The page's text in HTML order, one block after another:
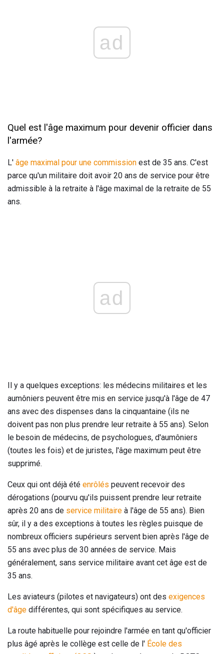
ad
Quel est l'âge maximum pour devenir officier dans
l'armée?
L' âge maximal pour une commission est de 35 ans. C'est
parce qu'un militaire doit avoir 20 ans de service pour être
admissible à la retraite à l'âge maximal de la retraite de 55
ans.
ad
Il y a quelques exceptions: les médecins militaires et les
aumôniers peuvent être mis en service jusqu'à l'âge de 47
ans avec des dispenses dans la cinquantaine (ils ne
doivent pas non plus prendre leur retraite à 55 ans). Selon
le besoin de médecins, de psychologues, d'aumôniers
(toutes les fois) et de juristes, l'âge maximum peut être
supprimé.
Ceux qui ont déjà été enrôlés peuvent recevoir des
dérogations (pourvu qu'ils puissent prendre leur retraite
après 20 ans de service militaire à l'âge de 55 ans). Bien
sûr, il y a des exceptions à toutes les règles puisque de
nombreux officiers supérieurs servent bien après l'âge de
55 ans avec plus de 30 années de service. Mais
généralement, sans service militaire avant cet âge est de
35 ans.
Les aviateurs (pilotes et navigateurs) ont des exigences
d'âge différentes, qui sont spécifiques au service.
La route habituelle pour rejoindre l'armée en tant qu'officier
plus âgé après le collège est celle de l' École des